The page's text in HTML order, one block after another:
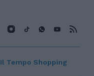
Il Tempo Shopping